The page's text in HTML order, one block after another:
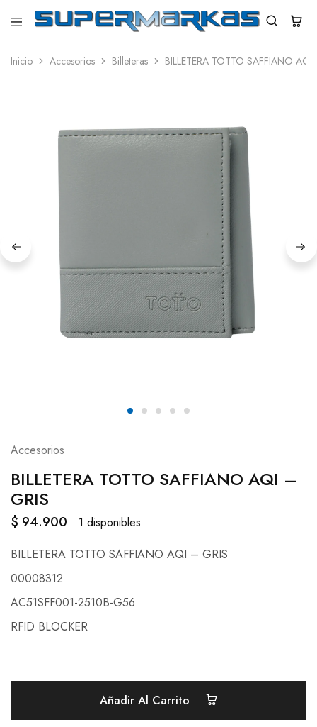
SuperMarkas
Ropa
con
Inicio Accesorios Billeteras BILLETERA TOTTO SAFFIANO
Accesorios
BILLETERA TOTTO SAFFIANO AQI –
GRIS
$ 94.900
1 disponibles
BILLETERA TOTTO SAFFIANO AQI – GRIS
00008312
AC51SFF001-2510B-G56
RFID BLOCKER
Añadir Al Carrito